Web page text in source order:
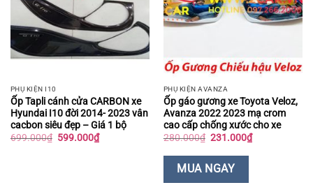
PHỤ KIỆN I10
Ốp Tapli cánh cửa CARBON xe
Hyundai I10 đời 2014- 2023 vân
cacbon siêu đẹp – Giá 1 bộ
699.000₫ Giá
599.000₫Giá
hiện
PHỤ KIỆN AVANZA
Ốp gáo gương xe Toyota Veloz,
Avanza 2022 2023 mạ crom
cao cấp chống xước cho xe
280.000₫ Giá
là:
280.000₫.
231.000₫Giá
hiện
MUA NGAY